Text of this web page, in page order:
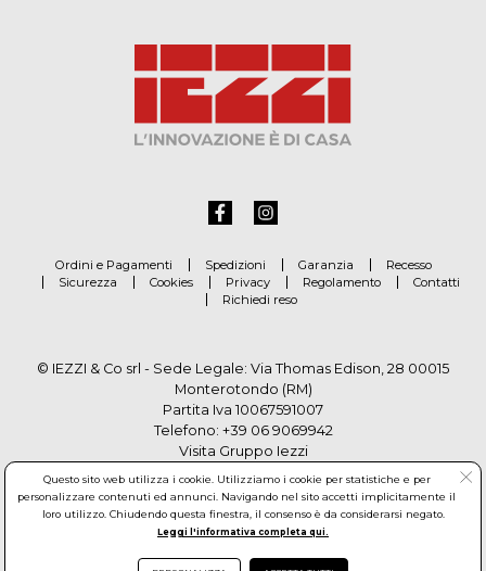
Ordini e Pagamenti Spedizioni Garanzia
Recesso
Sicurezza
Cookies Privacy Regolamento
Contatti
Richiedi reso
© IEZZI & Co srl - Sede Legale: Via Thomas Edison, 28 00015
Monterotondo (RM)
Partita Iva 10067591007
Telefono: +39 06 9069942
Visita Gruppo Iezzi
Questo sito web utilizza i cookie. Utilizziamo i cookie per statistiche e per
personalizzare contenuti ed annunci. Navigando nel sito accetti implicitamente il
loro utilizzo. Chiudendo questa finestra, il consenso è da considerarsi negato.
Leggi l'informativa completa qui.